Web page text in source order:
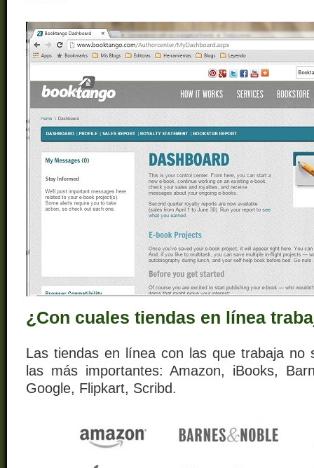
¿Con cuales tiendas en línea
Las tiendas en línea con las que trabaja no
las más importantes: Amazon, iBooks,
Google, Flipkart, Scribd.